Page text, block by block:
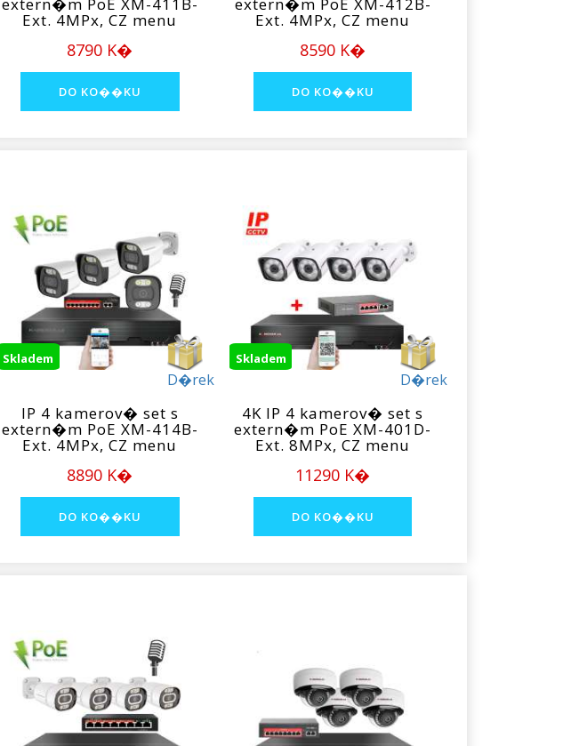
Ext. 4MPx, CZ menu
8790 K�
Ext. 4MPx, CZ menu
8590 K�
D�rek
Skladem
IP 4 kamerov� set s
extern�m PoE XM-414B-
Ext. 4MPx, CZ menu
8890 K�
D�rek
Skladem
4K IP 4 kamerov� set s
extern�m PoE XM-401D-
Ext. 8MPx, CZ menu
11290 K�